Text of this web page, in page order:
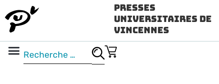
Presses
Universitaires de
Vincennes